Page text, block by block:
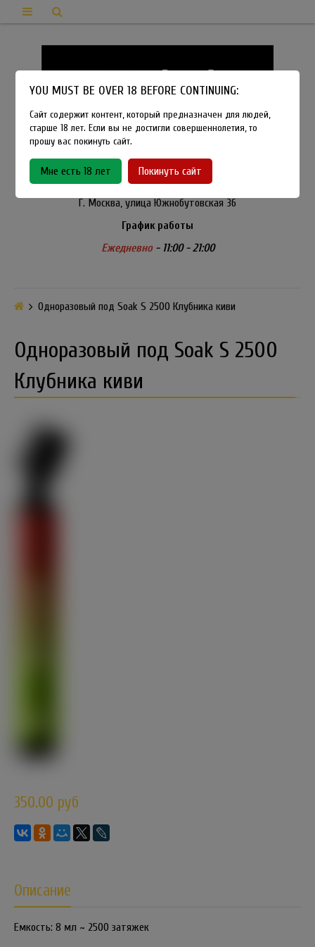
8-915-450-21-92
Розничный магазин Method Vapeshop
Г. Москва, улица Южнобутовская 36
График работы
Ежедневно- 11:00 - 21:00
Одноразовый под Soak S 2500 Клубника киви
Одноразовый под Soak S 2500
Клубника киви
350.00 руб
Описание
Емкость: 8 мл ~ 2500 затяжек
YOU MUST BE OVER 18 BEFORE CONTINUING:
Сайт содержит контент, который предназначен для людей,
старше 18 лет. Если вы не достигли совершеннолетия, то
прошу вас покинуть сайт.
Мне есть 18 лет Покинуть сайт